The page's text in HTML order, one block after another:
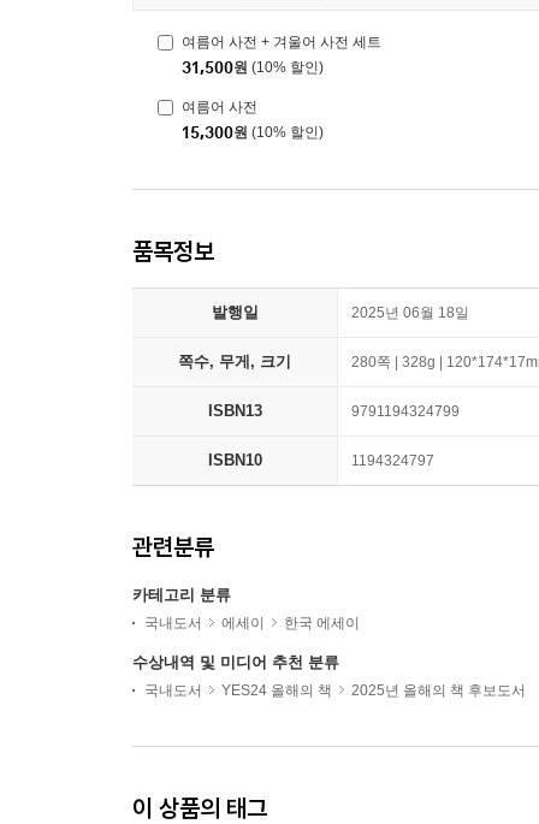
여름어 사전 + 겨울어 사전 세트
31,500원 (10% 할인)
여름어 사전
15,300원 (10% 할인)
품목정보
발행일 2025년 06월 18일
쪽수, 무게, 크기 280쪽 | 328g |
ISBN13 9791194324799
ISBN10 1194324797
관련분류
카테고리 분류
국내도서 에세이 한국 에세이
수상내역 및 미디어 추천 분류
국내도서 YES24 올해의 책 2025년 올해의 책 후보도서
이 상품의 태그